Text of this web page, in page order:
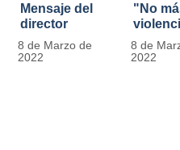
Mensaje del
director
Carlos Marín |
Día
8 de Marzo de
2022
"No
contra la
mujer" |
8 de
2022